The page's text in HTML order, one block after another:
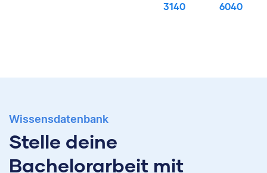
3140
6040
Wissensdatenbank
Stelle deine
Bachelorarbeit mit